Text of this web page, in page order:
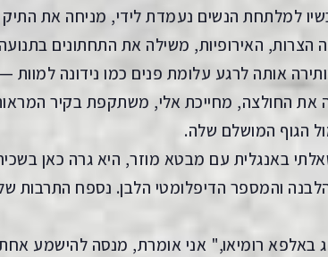
למלתחת הנשים נעמדת לידי, מניחה את
הצרות, האירופיות, משילה את התחתונים
אותה לרגע עלומת פנים כמו נידונה למוות
את החולצה, מחייכת אלי, משתקפת בקיר
הגוף המושלם שלה.
באנגלית עם מבטא מוזר, היא גרה כאן
והמספר הדיפלומטי הלבן. נספח התרבות
באלפא רומיאו," אני אומרת, מנסה להישמע